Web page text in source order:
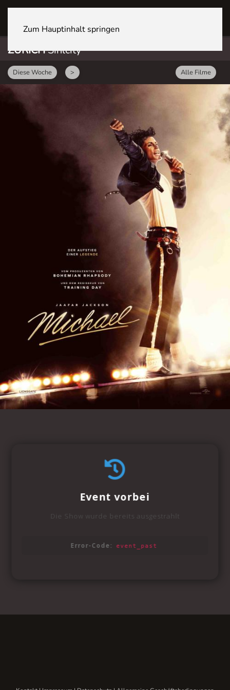
Zum Hauptinhalt springen
ZÜRICHSihlcity
Diese Woche > Alle Filme